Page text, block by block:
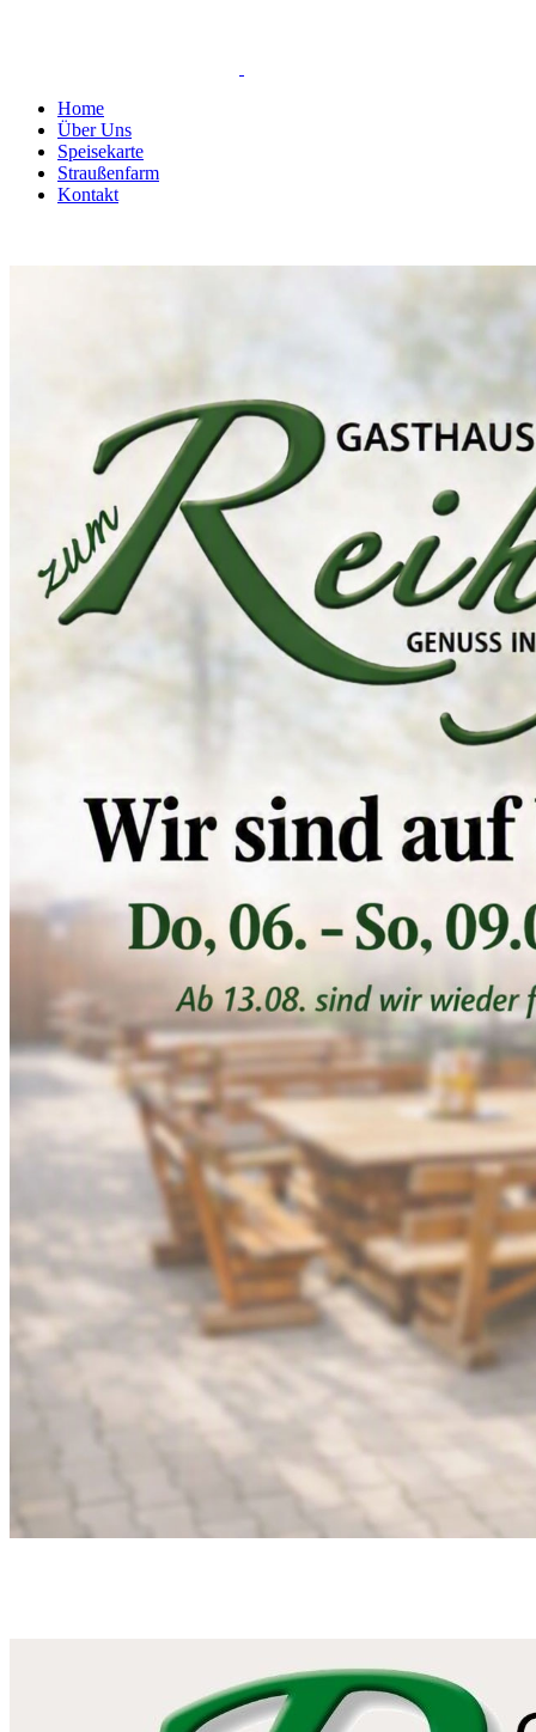
Home
Über Uns
Speisekarte
Straußenfarm
Kontakt